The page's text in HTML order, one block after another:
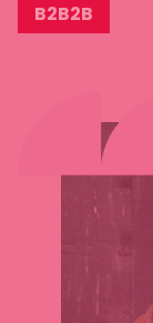
B2B2B
Lees
meer